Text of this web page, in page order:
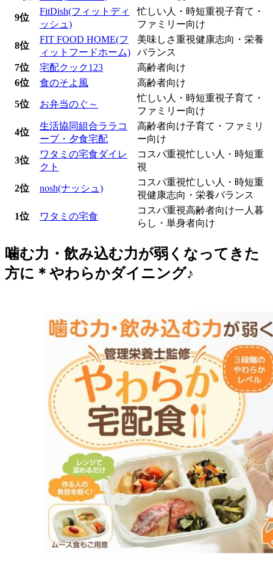
9位
FitDish(フィットディ
ッシュ)
忙しい人・時短重視子育て・
ファミリー向け
8位
FIT FOOD HOME(フ
ィットフードホーム)
美味しさ重視健康志向・栄養
バランス
7位
宅配クック123
高齢者向け
6位
食のそよ風 高齢者向け
5位 お弁当のぐ～
忙しい人・時短重視子育て・
ファミリー向け
4位
生活協同組合ララコ
ープ・夕食宅配
高齢者向け子育て・ファミリ
ー向け
3位
ワタミの宅食ダイレ
クト
コスパ重視忙しい人・時短重
視
2位 nosh(ナッシュ)
コスパ重視忙しい人・時短重
視健康志向・栄養バランス
1位 ワタミの宅食
コスパ重視高齢者向け一人暮
らし・単身者向け
噛む力・飲み込む力が弱くなってきた
方に＊やわらかダイニング♪